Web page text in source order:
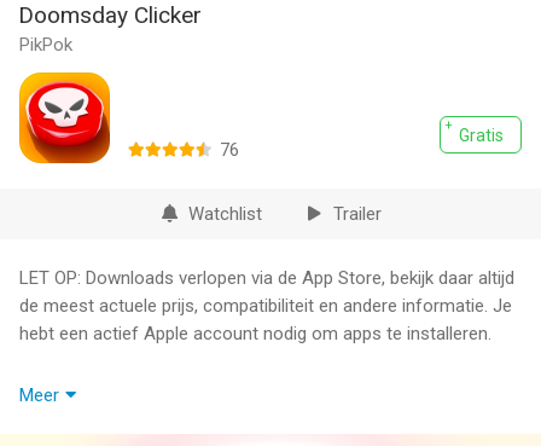
Doomsday Clicker
PikPok
Gratis
76
Watchlist Trailer
LET OP: Downloads verlopen via de App Store, bekijk daar altijd
de meest actuele prijs, compatibiliteit en andere informatie. Je
hebt een actief Apple account nodig om apps te installeren.
Je hebt jaren gewerkt aan de technologie om de totale
Meer